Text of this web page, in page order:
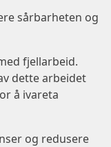
sårbarheten og
fjellarbeid.
dette arbeidet
å ivareta
og redusere